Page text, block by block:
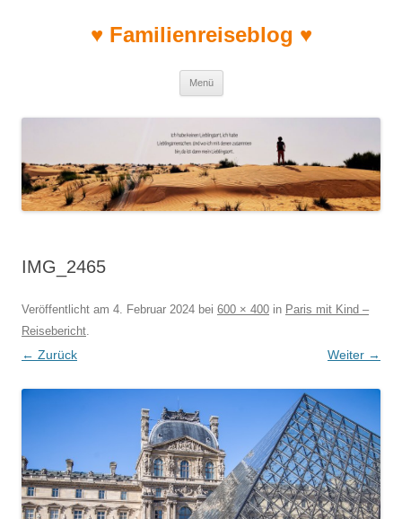
♥ Familienreiseblog ♥
Menü
IMG_2465
Veröffentlicht am 4. Februar 2024 bei 600 × 400 in Paris mit Kind –
Reisebericht.
← Zurück Weiter →